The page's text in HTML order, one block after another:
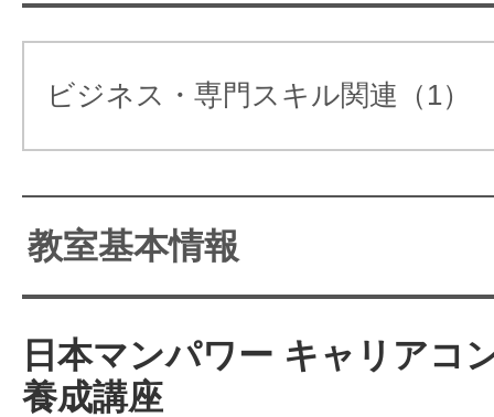
ート体制を敷いています。忙しい
合格への秘訣。当社HPでは「１０
ビジョン」がつくれます。
関連ワード：コミュニケーション
ンセラー、心理カウンセラー
を取っているのが特徴です。
ビジネス・専門スキル関連（1）
教室基本情報
日本マンパワー キャリアコ
養成講座